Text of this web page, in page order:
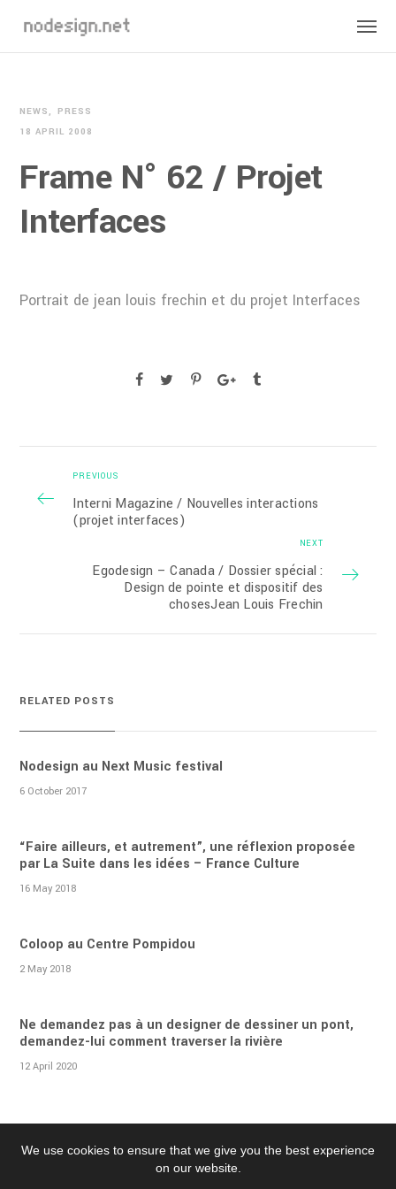
We use cookies to ensure that we give you the best experience
on our website.
NEWS
PRESS
18 APRIL 2008
Frame N° 62 / Projet
Interfaces
Portrait de jean louis frechin et du projet Interfaces
PREVIOUS
Interni Magazine / Nouvelles interactions
(projet interfaces)
NEXT
Egodesign – Canada / Dossier spécial :
Design de pointe et dispositif des
chosesJean Louis Frechin
RELATED POSTS
Nodesign au Next Music festival
6 October 2017
“Faire ailleurs, et autrement”, une réflexion proposée
par La Suite dans les idées – France Culture
16 May 2018
Coloop au Centre Pompidou
2 May 2018
Ne demandez pas à un designer de dessiner un pont,
demandez-lui comment traverser la rivière
12 April 2020